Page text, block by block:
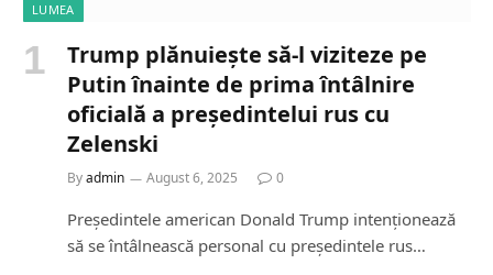
LUMEA
Trump plănuiește să-l viziteze pe
Putin înainte de prima întâlnire
oficială a președintelui rus cu
Zelenski
Byadmin August 6, 2025 0
Președintele american Donald Trump intenționează
să se întâlnească personal cu președintele rus…